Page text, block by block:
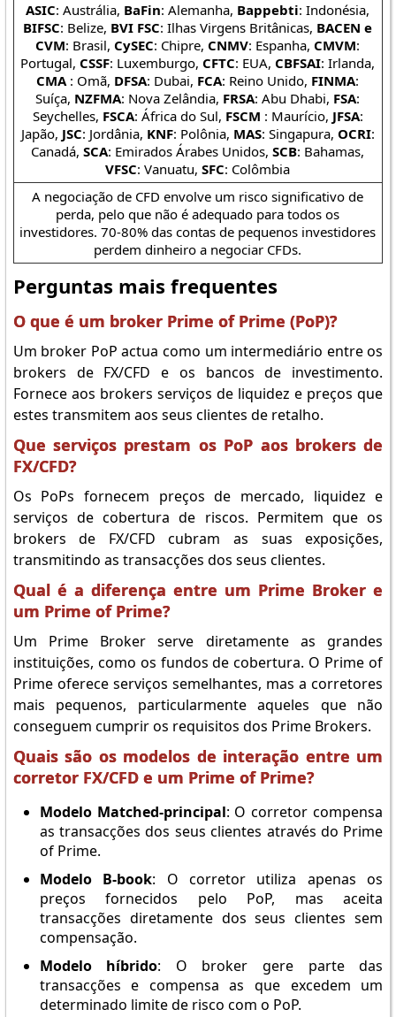
ASIC: Austrália, BaFin: Alemanha, Bappebti: Indonésia,
BIFSC: Belize, BVI FSC: Ilhas Virgens Britânicas, BACEN e
CVM: Brasil, CySEC: Chipre, CNMV: Espanha, CMVM:
Portugal, CSSF: Luxemburgo, CFTC: EUA, CBFSAI: Irlanda,
CMA: Omã, DFSA: Dubai, FCA: Reino Unido, FINMA:
Suíça, NZFMA: Nova Zelândia, FRSA: Abu Dhabi, FSA:
Seychelles, FSCA: África do Sul, FSCM : Maurício, JFSA:
Japão, JSC: Jordânia, KNF: Polônia, MAS: Singapura, OCRI:
Canadá,SCA: Emirados Árabes Unidos,SCB: Bahamas,
VFSC: Vanuatu,SFC: Colômbia
A negociação de CFD envolve um risco significativo de
perda, pelo que não é adequado para todos os
investidores. 70-80% das contas de pequenos investidores
perdem dinheiro a negociar CFDs.
Perguntas mais frequentes
O que é um broker Prime of Prime (PoP)?
Um broker PoP actua como um intermediário entre os
brokers de FX/CFD e os bancos de investimento.
Fornece aos brokers serviços de liquidez e preços que
estes transmitem aos seus clientes de retalho.
Que serviços prestam os PoP aos brokers de
FX/CFD?
Os PoPs fornecem preços de mercado, liquidez e
serviços de cobertura de riscos. Permitem que os
brokers de FX/CFD cubram as suas exposições,
transmitindo as transacções dos seus clientes.
Qual é a diferença entre um Prime Broker e
um Prime of Prime?
Um Prime Broker serve diretamente as grandes
instituições, como os fundos de cobertura. O Prime of
Prime oferece serviços semelhantes, mas a corretores
mais pequenos, particularmente aqueles que não
conseguem cumprir os requisitos dos Prime Brokers.
Quais são os modelos de interação entre um
corretor FX/CFD e um Prime of Prime?
Modelo Matched-principal: O corretor compensa
as transacções dos seus clientes através do Prime
of Prime.
Modelo B-book: O corretor utiliza apenas os
preços fornecidos pelo PoP, mas aceita
transacções diretamente dos seus clientes sem
compensação.
Modelo híbrido: O broker gere parte das
transacções e compensa as que excedem um
determinado limite de risco com o PoP.